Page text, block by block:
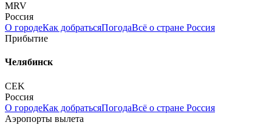
MRV
Россия
О городеКак добратьсяПогодаВсё о стране Россия
Прибытие
Челябинск
CEK
Россия
О городеКак добратьсяПогодаВсё о стране Россия
Аэропорты вылета